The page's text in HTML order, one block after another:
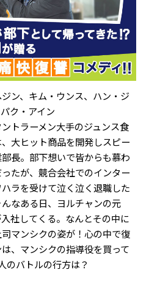
ン、キム・ウンス、ハン・ジ
ク・アイン
トラーメン大手のジュンス食
大ヒット商品を開発しスピー
長。部下想いで皆からも慕わ
たが、競合会社でのインター
ラを受けて泣く泣く退職した
なある日、ヨルチャンの元
社してくる。なんとその中に
マンシクの姿が！心の中で復
、マンシクの指導役を買って
のバトルの行方は？